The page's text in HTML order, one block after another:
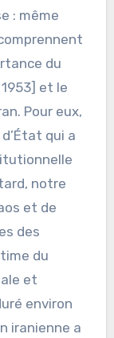
: même
du
et le
Pour eux,
qui a
notre
et de
des
du
et
environ
iranienne a